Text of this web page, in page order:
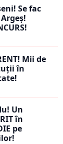
Se fac
Mii de
în
Un
în
pe